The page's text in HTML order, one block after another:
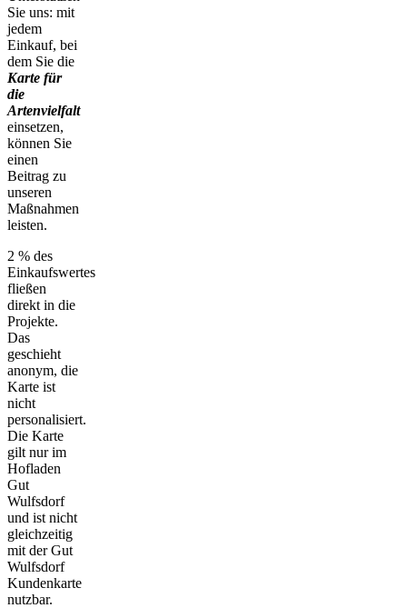
Sie uns: mit
jedem
Einkauf, bei
dem Sie die
Karte für
die
Artenvielfalt
einsetzen,
können Sie
einen
Beitrag zu
unseren
Maßnahmen
leisten.
2 % des
Einkaufswertes
fließen
direkt in die
Projekte.
Das
geschieht
anonym, die
Karte ist
nicht
personalisiert.
Die Karte
gilt nur im
Hofladen
Gut
Wulfsdorf
und ist nicht
gleichzeitig
mit der Gut
Wulfsdorf
Kundenkarte
nutzbar.